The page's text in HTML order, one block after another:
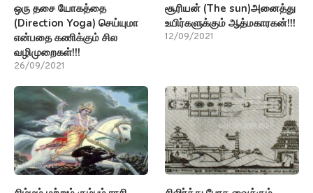
ஒரு தசை யோகத்தை
(Direction Yoga) செய்யுமா
என்பதை கணிக்கும் சில
வழிமுறைகள்!!!
26/09/2021
சூரியன் (The sun)அனைத்து
உயிர்களுக்கும் ஆத்மகாரகன்!!!
12/09/2021